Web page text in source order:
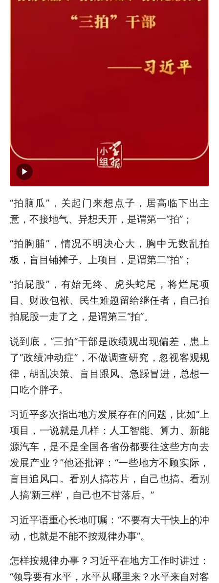
“拍脑瓜”，关起门来想点子，居高临下出主
意，不接地气、异想天开，是谓第一“拍”；
“拍胸脯”，情况不明决心大，胸中无数乱拍
板，盲目铺摊子、上项目，是谓第二“拍”；
“拍屁股”，有始无终、虎头蛇尾，将烂尾项
目、财政包袱、民生难题留给继任者，自己拍
拍屁股一走了之，是谓第三“拍”。
说到底，“三拍”干部是政绩观出现偏差，患上
了“政绩冲动症”，不做调查研究，忽视客观规
律，胡乱决策、盲目跟风、急躁冒进，总想一
口吃个胖子。
习近平多次指出地方发展存在的问题，比如“上
项目，一说就是几样：人工智能、算力、新能
源汽车，是不是全国各省份都要往这些方向去
发展产业？”他还批评：“一些地方不顾实际，
盲目追风口。看别人搞芯片，自己也搞。看别
人搞‘新三样’，自己也不甘落后。”
习近平语重心长地叮嘱：“不要有大干快上的冲
动，也就是不能不按规律办事”。
怎样按规律办事？习近平在地方工作时讲过：
“领导要有水平，水平从哪里来？水平来自对客